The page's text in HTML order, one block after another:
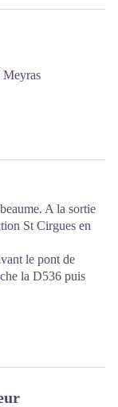
Meyras
A la sortie
St Cirgues en
le pont de
la D536 puis